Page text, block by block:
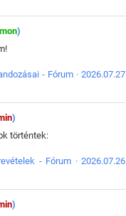
)
- Fórum · 2026.07.27
)
történtek:
- Fórum · 2026.07.26
)